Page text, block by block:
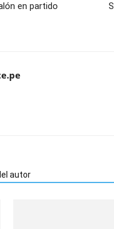
en partido
autor